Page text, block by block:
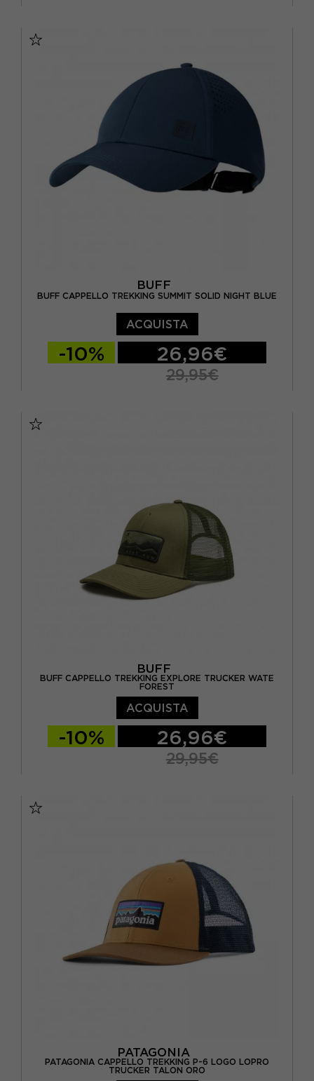
BUFF
BUFF CAPPELLO TREKKING SUMMIT SOLID NIGHT BLUE
ACQUISTA
-10% 26,96€
29,95€
BUFF
BUFF CAPPELLO TREKKING EXPLORE TRUCKER WATE
FOREST
ACQUISTA
-10% 26,96€
29,95€
PATAGONIA
PATAGONIA CAPPELLO TREKKING P-6 LOGO LOPRO
TRUCKER TALON ORO